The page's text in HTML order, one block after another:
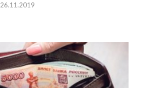
26.11.2019